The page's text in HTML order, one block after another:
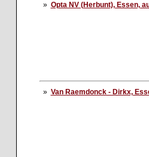
» Opta NV (Herbunt), Essen,
» Van Raemdonck - Dirkx,